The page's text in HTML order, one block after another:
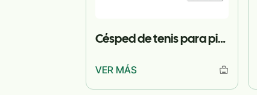
Césped de tenis para pista de hierba
VER MÁS